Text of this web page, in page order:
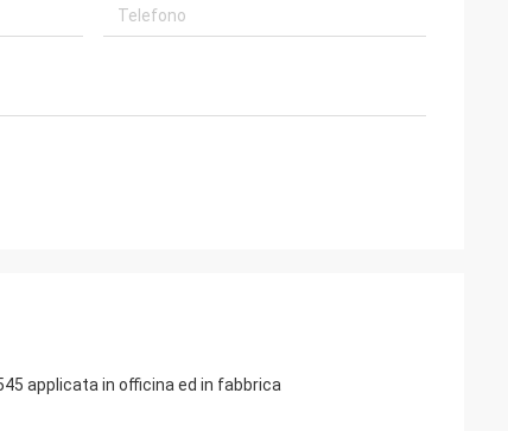
applicata in officina ed in fabbrica